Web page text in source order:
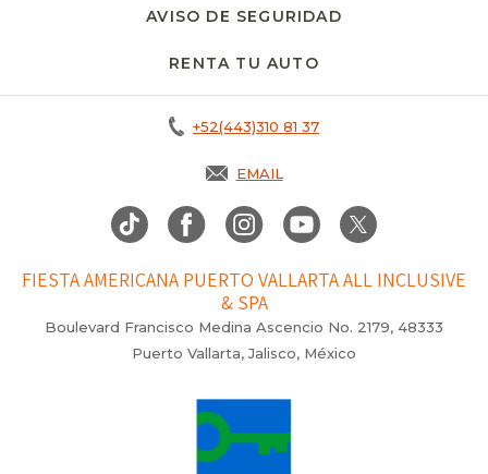
AVISO DE SEGURIDAD
RENTA TU AUTO
+52(443)310 81 37
EMAIL
FIESTA AMERICANA PUERTO VALLARTA ALL INCLUSIVE
& SPA
Boulevard Francisco Medina Ascencio No. 2179, 48333
Puerto Vallarta, Jalisco, México